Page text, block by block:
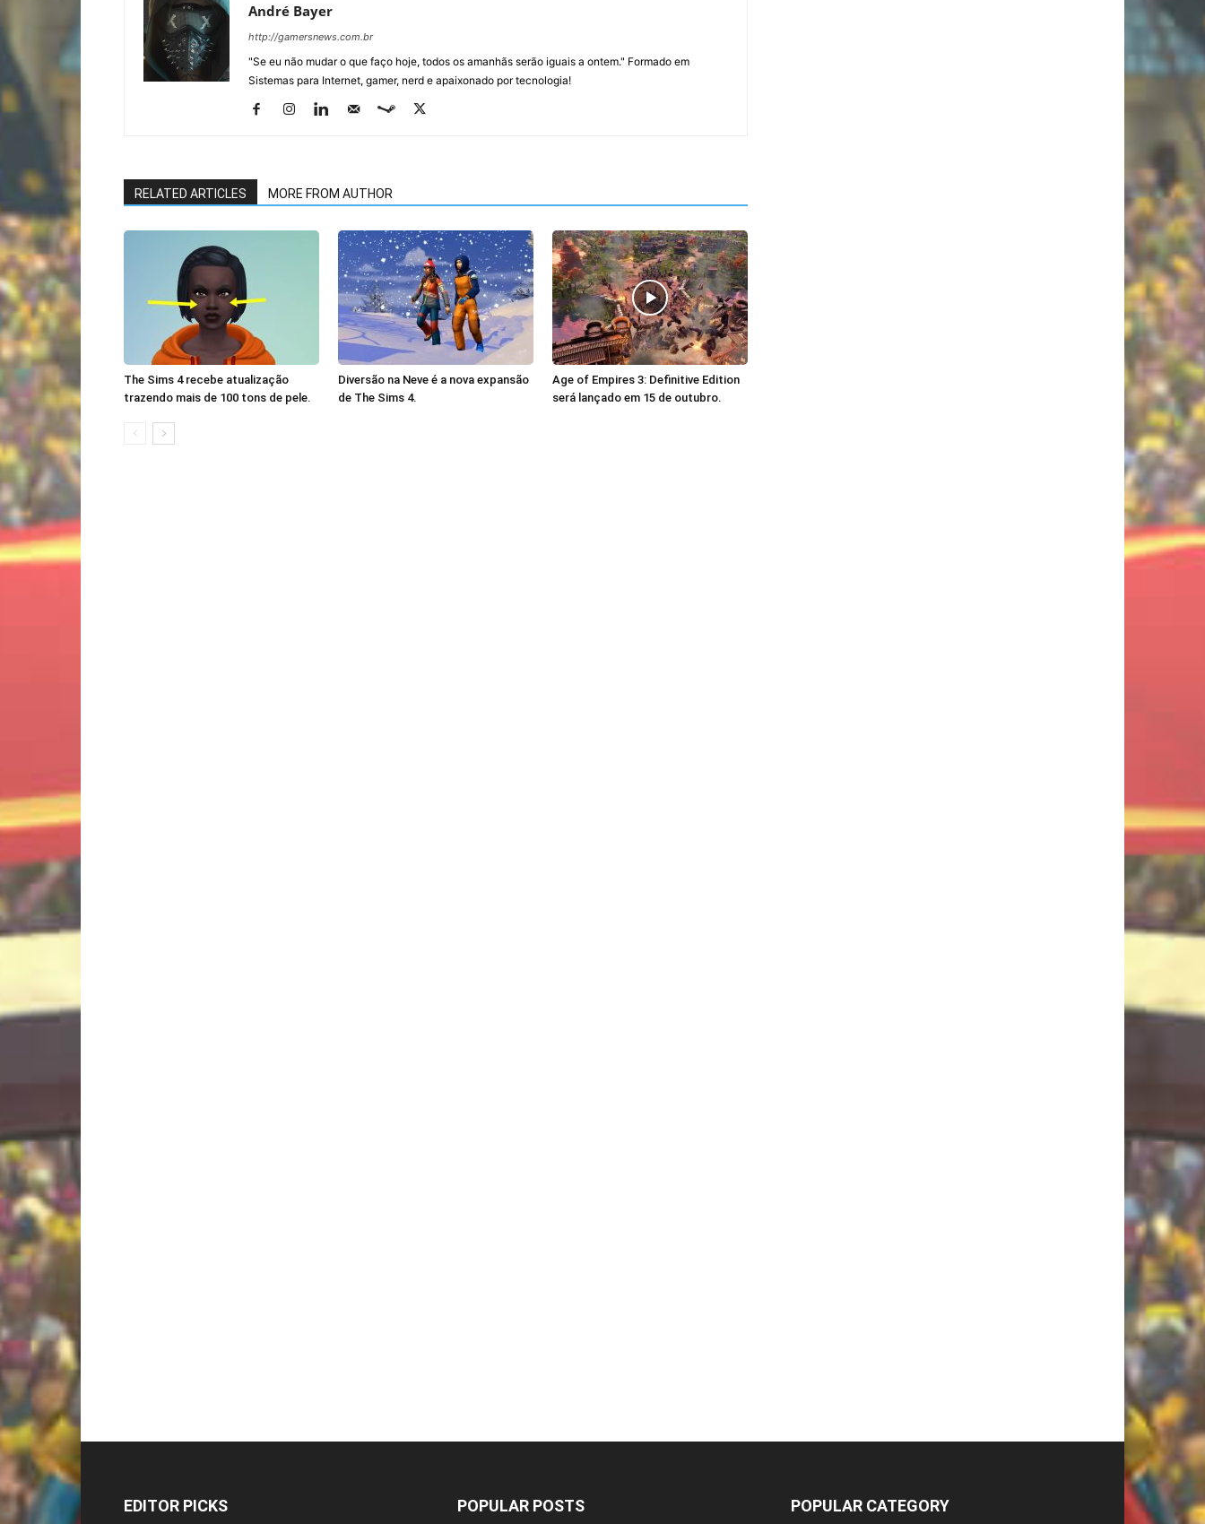
André Bayer
http://gamersnews.com.br
"Se eu não mudar o que faço hoje, todos os amanhãs serão iguais a ontem." Formado em
Sistemas para Internet, gamer, nerd e apaixonado por tecnologia!
RELATED ARTICLES MORE FROM AUTHOR
The Sims 4 recebe atualização
trazendo mais de 100 tons de pele.
Diversão na Neve é a nova expansão
de The Sims 4.
Age of Empires 3: Definitive Edition
será lançado em 15 de outubro.
EDITOR PICKS POPULAR POSTS POPULAR CATEGORY